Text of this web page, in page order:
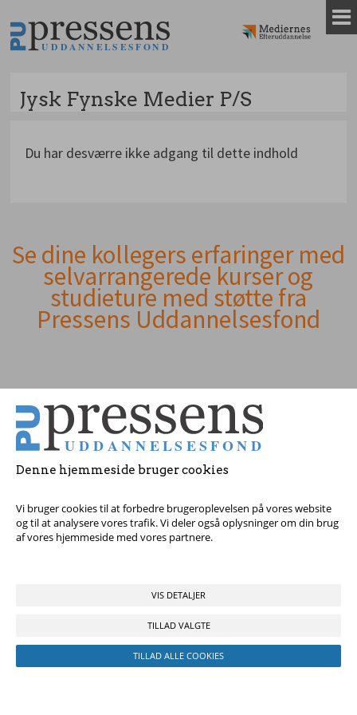
Denne hjemmeside bruger cookies
Vi bruger cookies til at forbedre brugeroplevelsen på vores website
og til at analysere vores trafik. Vi deler også oplysninger om din brug
af vores hjemmeside med vores partnere.
VIS DETALJER
TILLAD VALGTE
TILLAD ALLE COOKIES
til
indhold
Jysk Fynske Medier P/S
Du har desværre ikke adgang til dette indhold
Andet
indhold
Se dine kollegers erfaringer med
selvarrangerede kurser og
studieture med støtte fra
Pressens Uddannelsesfond
Tag fat i os med dine spørgsmål!
© 2017 Pressens Uddannelsesfond, Rådhuspladsen 16, 4. sal, 1550